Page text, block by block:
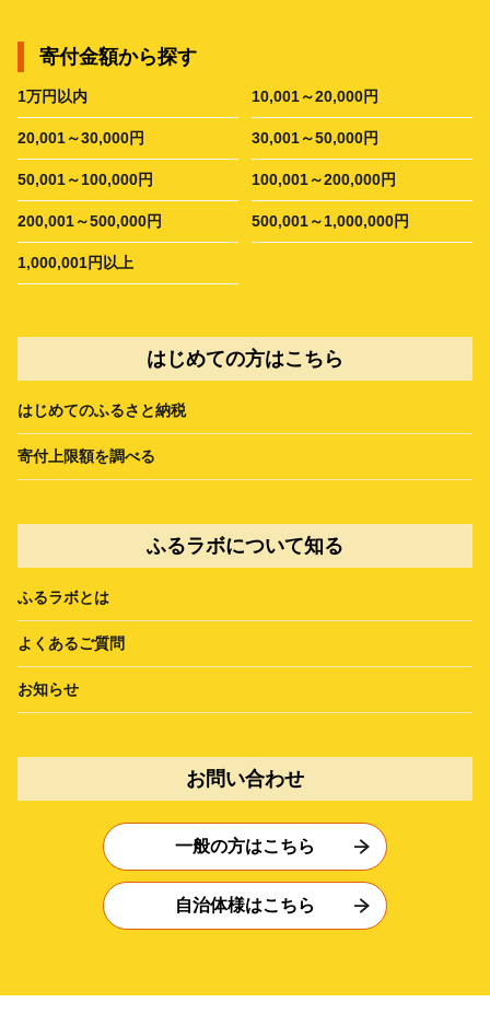
寄付金額から探す
1万円以内 10,001～20,000円
20,001～30,000円 30,001～50,000円
50,001～100,000円 100,001～200,000円
200,001～500,000円 500,001～1,000,000円
1,000,001円以上
はじめての方はこちら
はじめてのふるさと納税
寄付上限額を調べる
ふるラボについて知る
ふるラボとは
よくあるご質問
お知らせ
お問い合わせ
一般の方はこちら
自治体様はこちら